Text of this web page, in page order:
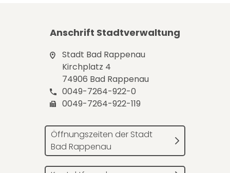
Anschrift Stadtverwaltung
Stadt Bad Rappenau
Kirchplatz 4
74906 Bad Rappenau
0049-7264-922-0
0049-7264-922-119
Öffnungszeiten der Stadt
Bad Rappenau